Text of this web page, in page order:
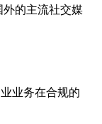
外的主流社交媒
业务在合规的